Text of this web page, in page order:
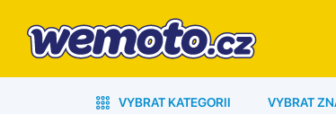
VYBRAT KATEGORII VYBRAT